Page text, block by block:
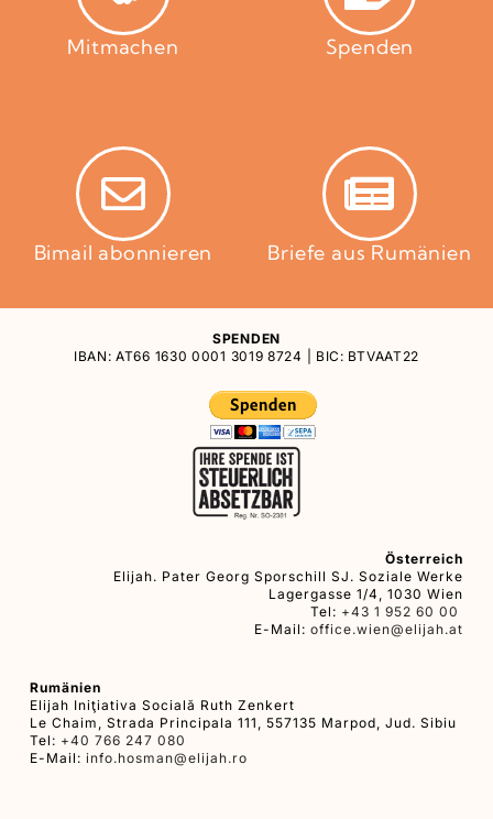
Mitmachen Spenden
Bimail abonnieren Briefe aus Rumänien
SPENDEN
IBAN: AT66 1630 0001 3019 8724 | BIC: BTVAAT22
Österreich
Elijah. Pater Georg Sporschill SJ. Soziale Werke
Lagergasse 1/4, 1030 Wien
Tel: +43 1 952 60 00
E-Mail: office.wien@elijah.at
Rumänien
Elijah Iniţiativa Socială Ruth Zenkert
Le Chaim, Strada Principala 111, 557135 Marpod, Jud. Sibiu
Tel: +40 766 247 080
E-Mail: info.hosman@elijah.ro